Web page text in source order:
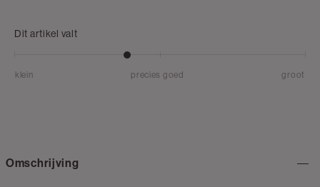
Dit artikel valt
klein precies goed groot
Omschrijving